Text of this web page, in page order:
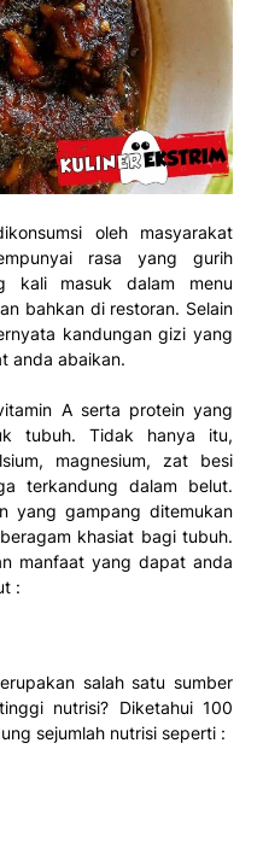
oleh masyarakat
rasa yang gurih
kali masuk dalam menu
bahkan di restoran. Selain
kandungan gizi yang
anda abaikan.
A serta protein yang
tubuh. Tidak hanya itu,
magnesium, zat besi
terkandung dalam belut.
yang gampang ditemukan
khasiat bagi tubuh.
manfaat yang dapat anda
:
salah satu sumber
nutrisi? Diketahui 100
sejumlah nutrisi seperti :